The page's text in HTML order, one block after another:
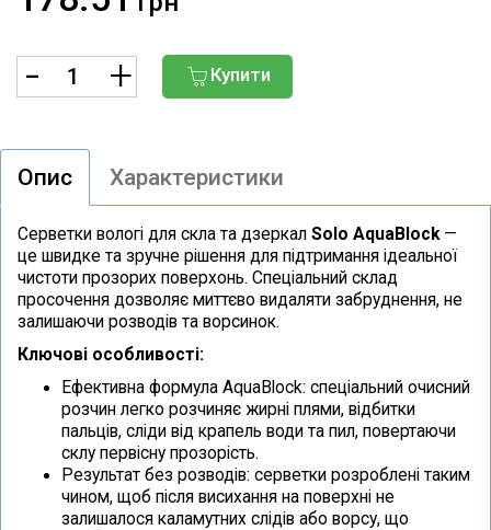
Купити
Опис Характеристики
Серветки вологі для скла та дзеркал Solo AquaBlock—
це швидке та зручне рішення для підтримання ідеальної
чистоти прозорих поверхонь. Спеціальний склад
просочення дозволяє миттєво видаляти забруднення, не
залишаючи розводів та ворсинок.
Ключові особливості:
Ефективна формула AquaBlock: спеціальний очисний
розчин легко розчиняє жирні плями, відбитки
пальців, сліди від крапель води та пил, повертаючи
склу первісну прозорість.
Результат без розводів: серветки розроблені таким
чином, щоб після висихання на поверхні не
залишалося каламутних слідів або ворсу, що